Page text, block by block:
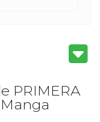
PRIMERA